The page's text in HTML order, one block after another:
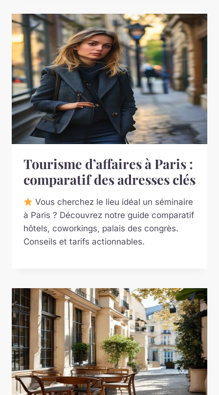
Tourisme d’affaires à Paris :
comparatif des adresses clés
Vous cherchez le lieu idéal un séminaire
à Paris ? Découvrez notre guide comparatif
hôtels, coworkings, palais des congrès.
Conseils et tarifs actionnables.